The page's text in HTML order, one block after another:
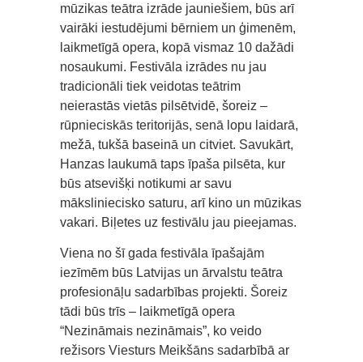
mūzikas teātra izrāde jauniešiem, būs arī
vairāki iestudējumi bērniem un ģimenēm,
laikmetīgā opera, kopā vismaz 10 dažādi
nosaukumi. Festivāla izrādes nu jau
tradicionāli tiek veidotas teātrim
neierastās vietās pilsētvidē, šoreiz –
rūpnieciskās teritorijās, senā lopu laidarā,
mežā, tukšā baseinā un citviet. Savukārt,
Hanzas laukumā taps īpaša pilsēta, kur
būs atsevišķi notikumi ar savu
māksliniecisko saturu, arī kino un mūzikas
vakari. Biļetes uz festivālu jau pieejamas.
Viena no šī gada festivāla īpašajām
iezīmēm būs Latvijas un ārvalstu teātra
profesionāļu sadarbības projekti. Šoreiz
tādi būs trīs – laikmetīgā opera
“Nezināmais nezināmais”, ko veido
režisors Viesturs Meikšāns sadarbībā ar